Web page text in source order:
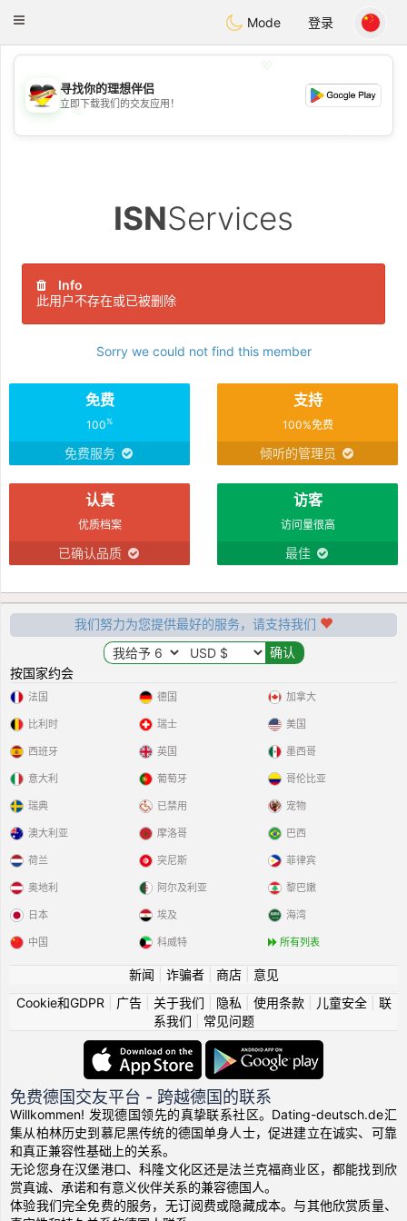
Dating
Toggle
Mode 登录
💖
💕
寻找你的理想伴侣
立即下载我们的交友应用！
ISNServices
Info
此用户不存在或已被删除
Sorry we could not find this member
免费
100%
免费服务
支持
100%免费
倾听的管理员
认真
优质档案
已确认品质
访客
访问量很高
最佳
我们努力为您提供最好的服务，请支持我们
按国家约会
法国
比利时
西班牙
意大利
瑞典
德国
瑞士
英国
葡萄牙
已禁用
加拿大
美国
墨西哥
哥伦比亚
宠物
澳大利亚
荷兰
奥地利
日本
中国
摩洛哥
突尼斯
阿尔及利亚
埃及
科威特
巴西
菲律宾
黎巴嫩
海湾
所有列表
新闻 诈骗者| 商店| 意见
Cookie和GDPR
广告| 关于我们 隐私 使用条款| 儿童安全| 联
系我们
常见问题
免费德国交友平台 - 跨越德国的联系
Willkommen! 发现德国领先的真挚联系社区。Dating-deutsch.de汇
集从柏林历史到慕尼黑传统的德国单身人士，促进建立在诚实、可靠
和真正兼容性基础上的关系。
无论您身在汉堡港口、科隆文化区还是法兰克福商业区，都能找到欣
赏真诚、承诺和有意义伙伴关系的兼容德国人。
体验我们完全免费的服务，无订阅费或隐藏成本。与其他欣赏质量、